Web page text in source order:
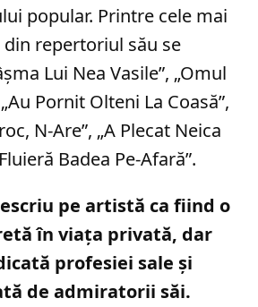
popular. Printre cele mai
repertoriul său se
Lui Nea Vasile”, „Omul
Pornit Olteni La Coasă”,
N-Are”, „A Plecat Neica
Badea Pe-Afară”.
pe artistă ca fiind o
în viața privată, dar
profesiei sale și
de admiratorii săi.